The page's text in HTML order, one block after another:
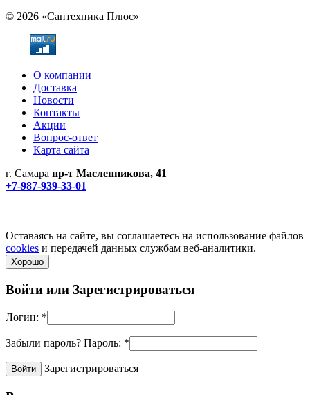
© 2026 «Сантехника Плюс»
О компании
Доставка
Новости
Контакты
Акции
Вопрос-ответ
Карта сайта
г. Самара пр-т Масленникова, 41
+7-987-939-33-01
Оставаясь на сайте, вы соглашаетесь на использование файлов
cookies и передачей данных службам веб-аналитики.
Хорошо
Войти или Зарегистрироваться
Логин: *
Забыли пароль? Пароль: *
Зарегистрироваться